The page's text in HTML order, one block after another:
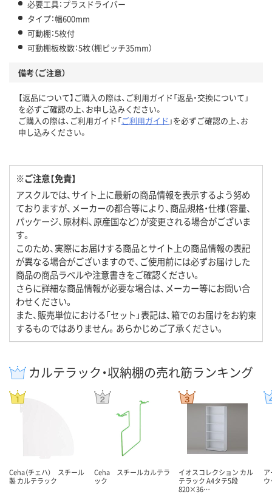
必要工具：プラスドライバー
タイプ：幅600mm
可動棚：5枚付
可動棚板枚数：5枚（棚ピッチ35mm）
備考（ご注意）
【返品について】ご購入の際は、ご利用ガイド「返品・交換について」
を必ずご確認の上、お申し込みください。
ご購入の際は、ご利用ガイド「ご利用ガイド 」を必ずご確認の上、お
申し込みください。
※ご注意【免責】
アスクルでは、サイト上に最新の商品情報を表示するよう努め
ておりますが、メーカーの都合等により、商品規格・仕様（容量、
パッケージ、原材料、原産国など）が変更される場合がございま
す。
このため、実際にお届けする商品とサイト上の商品情報の表記
が異なる場合がございますので、ご使用前には必ずお届けした
商品の商品ラベルや注意書きをご確認ください。
さらに詳細な商品情報が必要な場合は、メーカー等にお問い合
わせください。
また、販売単位における「セット」表記は、箱でのお届けをお約束
するものではありません。あらかじめご了承ください。
カルテラック・収納棚の売れ筋ランキング
Ceha（チェハ） スチール
製 カルテラック
Ceha スチールカルテラ
ック
イオスコレクション カル
テラック A4タテ5段
820×36…